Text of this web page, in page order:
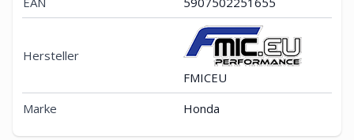
Hersteller
FMICEU
Marke
Honda